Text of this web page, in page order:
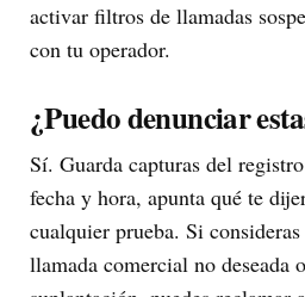
activar filtros de llamadas
con tu operador.
¿Puedo denunciar
Sí. Guarda capturas del
fecha y hora, apunta qué te
cualquier prueba. Si
llamada comercial no deseada